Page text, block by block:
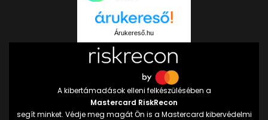
Árukereső.hu
A kibertámadások elleni felkészülésében a
Mastercard RiskRecon
segít minket. Védje meg magát Ön is a Mastercard kibervédelmi